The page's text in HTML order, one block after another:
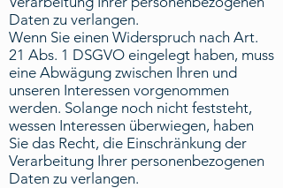
Daten zu verlangen.
Wenn Sie einen Widerspruch nach Art.
21 Abs. 1 DSGVO eingelegt haben, muss
eine Abwägung zwischen Ihren und
unseren Interessen vorgenommen
werden. Solange noch nicht feststeht,
wessen Interessen überwiegen, haben
Sie das Recht, die Einschränkung der
Verarbeitung Ihrer personenbezogenen
Daten zu verlangen.